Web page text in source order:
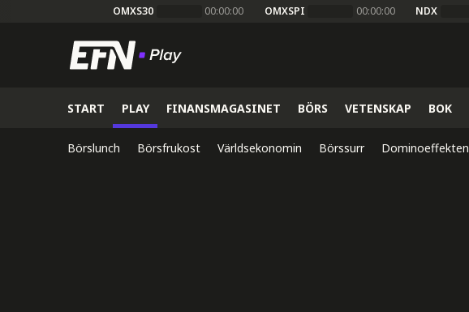
OMXS30 00:00:00 OMXSPI 00:00:00 NDX
START PLAY FINANSMAGASINET BÖRS VETENSKAP BOK
Börslunch Börsfrukost Världsekonomin Börssurr Dominoeffekten